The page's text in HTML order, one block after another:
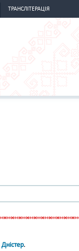
ТРАНСЛІТЕРАЦІЯ
Дністер.